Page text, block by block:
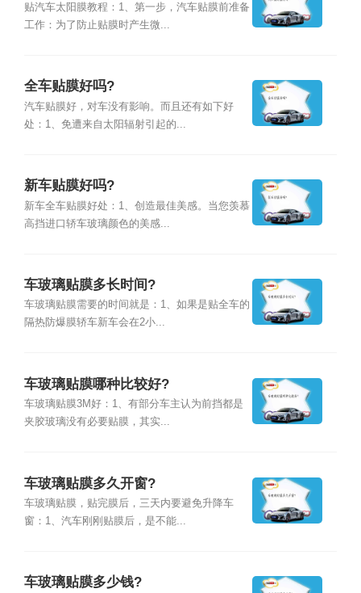
贴汽车太阳膜教程：1、第一步，汽车贴膜前准备
工作：为了防止贴膜时产生微...
全车贴膜好吗?
汽车贴膜好，对车没有影响。而且还有如下好
处：1、免遭来自太阳辐射引起的...
新车贴膜好吗?
新车全车贴膜好处：1、创造最佳美感。当您羡慕
高挡进口轿车玻璃颜色的美感...
车玻璃贴膜多长时间?
车玻璃贴膜需要的时间就是：1、如果是贴全车的
隔热防爆膜轿车新车会在2小...
车玻璃贴膜哪种比较好?
车玻璃贴膜3M好：1、有部分车主认为前挡都是
夹胶玻璃没有必要贴膜，其实...
车玻璃贴膜多久开窗?
车玻璃贴膜，贴完膜后，三天内要避免升降车
窗：1、汽车刚刚贴膜后，是不能...
车玻璃贴膜多少钱?